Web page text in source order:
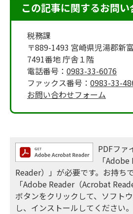
この記事に関するお問い
税務課
〒889-1493 宮崎県児湯郡新
7491番地 庁舎１階
電話番号： 0983-33-6076
ファックス番号： 0983-33-
お問い合わせフォーム
PDFファ
「
Reader）」が必要です。お持ち
「Adobe Reader（Acrobat
ボタンをクリックして、ソフト
し、インストールしてください。